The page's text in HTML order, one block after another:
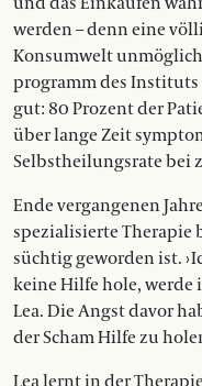
werden – denn eine
Konsumwelt
programm des
gut: 80 Prozent der
über lange Zeit
Selbstheilungsrate bei
Ende vergangenen
spezialisierte Therapie
süchtig geworden ist. ›
keine Hilfe hole, werde
Lea. Die Angst davor
der Scham Hilfe zu